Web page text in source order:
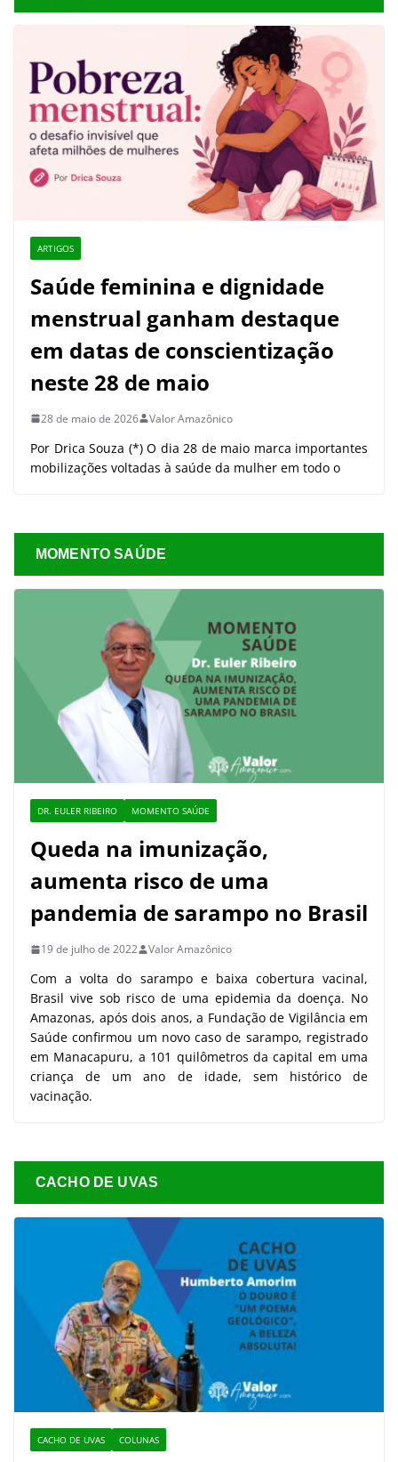
ARTIGOS
Saúde feminina e dignidade
menstrual ganham destaque
em datas de conscientização
neste 28 de maio
28 de maio de 2026 Valor Amazônico
Por Drica Souza (*) O dia 28 de maio marca importantes
mobilizações voltadas à saúde da mulher em todo o
MOMENTO SAÚDE
DR. EULER RIBEIRO MOMENTO SAÚDE
Queda na imunização,
aumenta risco de uma
pandemia de sarampo no Brasil
19 de julho de 2022 Valor Amazônico
Com a volta do sarampo e baixa cobertura vacinal,
Brasil vive sob risco de uma epidemia da doença. No
Amazonas, após dois anos, a Fundação de Vigilância em
Saúde confirmou um novo caso de sarampo, registrado
em Manacapuru, a 101 quilômetros da capital em uma
criança de um ano de idade, sem histórico de
vacinação.
CACHO DE UVAS
CACHO DE UVAS COLUNAS